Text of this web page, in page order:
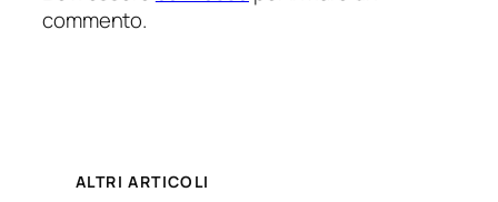
commento.
ALTRI ARTICOLI